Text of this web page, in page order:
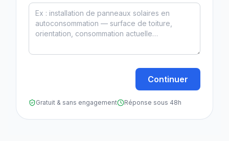
Continuer
Gratuit & sans engagement Réponse sous 48h